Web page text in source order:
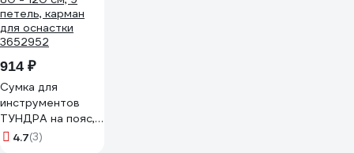
нагрузки. 09306
914 ₽
Сумка для
инструментов
ТУНДРА на пояс,
80 - 120 см, 9
4.7(3)